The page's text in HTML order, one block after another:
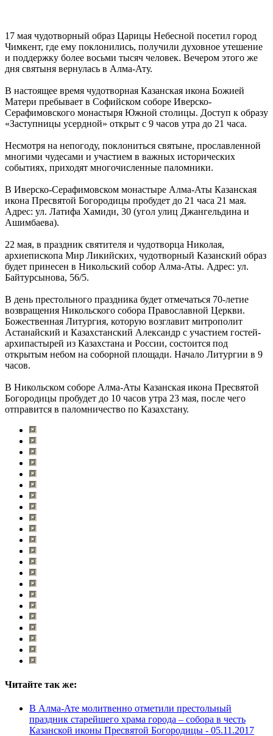
17 мая чудотворный образ Царицы Небесной посетил город
Чимкент, где ему поклонились, получили духовное утешение
и поддержку более восьми тысяч человек. Вечером этого же
дня святыня вернулась в Алма-Ату.
В настоящее время чудотворная Казанская икона Божией
Матери пребывает в Софийском соборе Иверско-
Серафимовского монастыря Южной столицы. Доступ к образу
«Заступницы усердной» открыт с 9 часов утра до 21 часа.
Несмотря на непогоду, поклониться святыне, прославленной
многими чудесами и участием в важных исторических
событиях, приходят многочисленные паломники.
В Иверско-Серафимовском монастыре Алма-Аты Казанская
икона Пресвятой Богородицы пробудет до 21 часа 21 мая.
Адрес: ул. Латифа Хамиди, 30 (угол улиц Джангельдина и
Ашимбаева).
22 мая, в праздник святителя и чудотворца Николая,
архиепископа Мир Ликийских, чудотворный Казанский образ
будет принесен в Никольский собор Алма-Аты. Адрес: ул.
Байтурсынова, 56/5.
В день престольного праздника будет отмечаться 70-летие
возвращения Никольского собора Православной Церкви.
Божественная Литургия, которую возглавит митрополит
Астанайский и Казахстанский Александр с участием гостей-
архипастырей из Казахстана и России, состоится под
открытым небом на соборной площади. Начало Литургии в 9
часов.
В Никольском соборе Алма-Аты Казанская икона Пресвятой
Богородицы пробудет до 10 часов утра 23 мая, после чего
отправится в паломничество по Казахстану.
Читайте так же:
В Алма-Ате молитвенно отметили престольный
праздник старейшего храма города – собора в честь
Казанской иконы Пресвятой Богородицы - 05.11.2017